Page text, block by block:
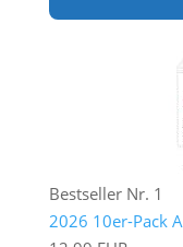
Bestseller Nr. 1
2026 10er-Pack